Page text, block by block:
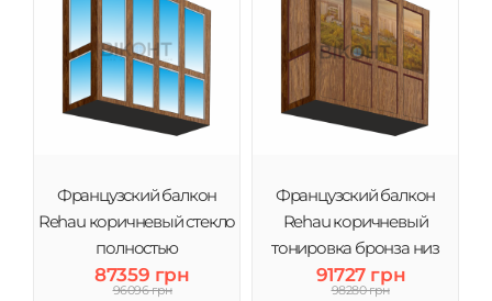
Французский балкон
Rehau коричневый стекло
полностью
87359 грн
96096 грн
Французский балкон
Rehau коричневый
тонировка бронза низ
сэндвич
91727 грн
98280 грн